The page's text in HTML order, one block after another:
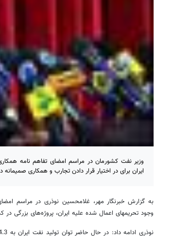
وزیر نفت کشورمان در مراسم امضای تفاهم نامه
ایران برای در اختیار قرار دادن تجارب و همکاری
به گزارش خبرنگار مهر، غلامحسین نوذری در مراسم
وجود تحریمهای اعمال شده علیه ایران، پروژه‌های بزرگی